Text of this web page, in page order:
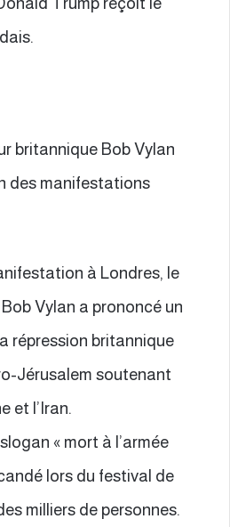
britannique Bob Vylan
des manifestations
à Londres, le
Vylan a prononcé un
répression britannique
Jérusalem soutenant
et l’Iran.
« mort à l’armée
lors du festival de
milliers de personnes.